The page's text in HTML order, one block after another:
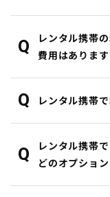
レンタル携帯
費用はあります
レンタル携帯
レンタル携帯
どのオプショ